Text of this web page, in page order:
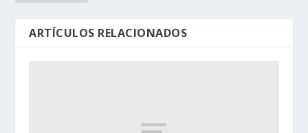
ARTÍCULOS RELACIONADOS